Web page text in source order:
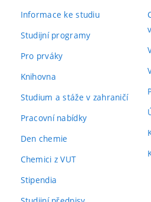
Informace ke studiu
Studijní programy
Pro prváky
Knihovna
Studium a stáže v zahraničí
Pracovní nabídky
Den chemie
Chemici z VUT
Stipendia